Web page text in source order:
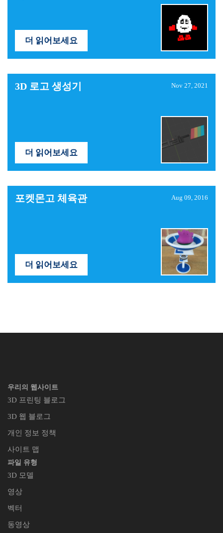
더 읽어보세요
3D 로고 생성기 Nov 27, 2021
더 읽어보세요
포켓몬고 체육관 Aug 09, 2016
더 읽어보세요
우리의 웹사이트
3D 프린팅 블로그
3D 웹 블로그
개인 정보 정책
사이트 맵
파일 유형
3D 모델
영상
벡터
동영상